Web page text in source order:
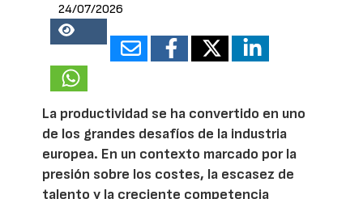
24/07/2026
19658
La productividad se ha convertido en uno
de los grandes desafíos de la industria
europea. En un contexto marcado por la
presión sobre los costes, la escasez de
talento y la creciente competencia